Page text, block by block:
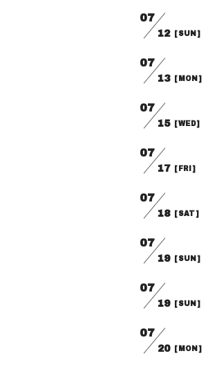
07
12 [SUN]
07
13 [MON]
07
15 [WED]
07
17 [FRI]
07
18 [SAT]
07
19 [SUN]
07
19 [SUN]
07
20 [MON]